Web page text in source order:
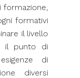
formativi
il livello
il punto di
di
diversi